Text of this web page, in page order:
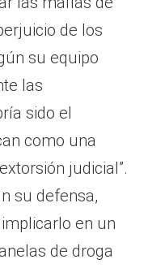
de los
su equipo
las
sido el
como una
judicial”.
su defensa,
en un
de droga